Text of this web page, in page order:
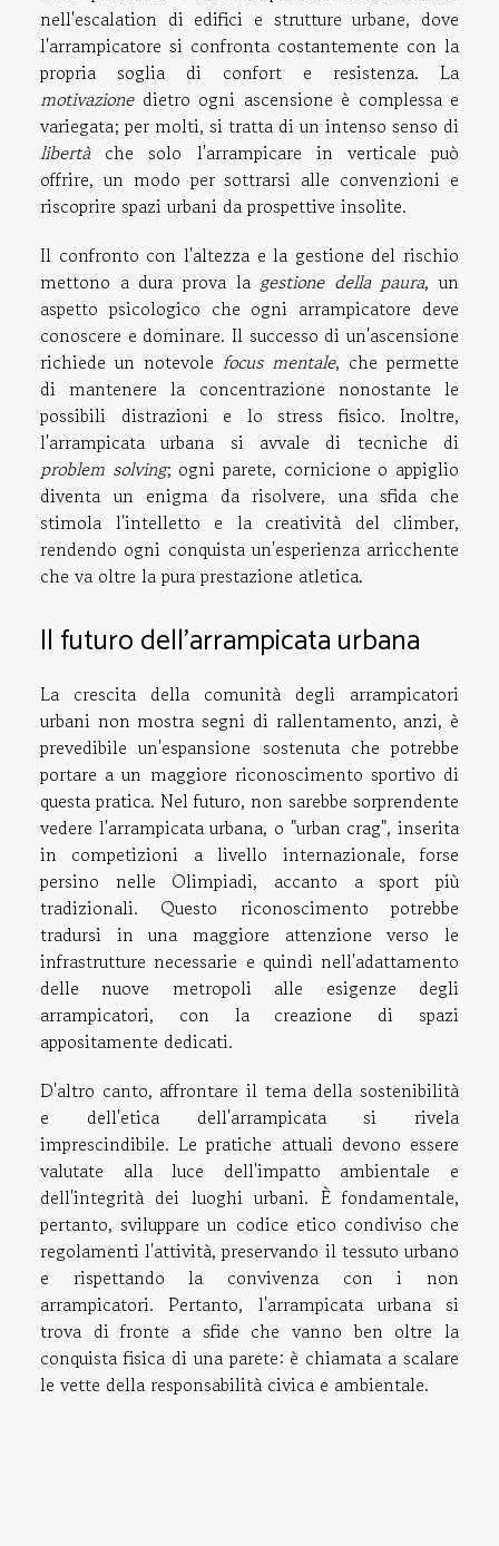
nell'escalation di edifici e strutture urbane, dove
l'arrampicatore si confronta costantemente con la
propria soglia di confort e resistenza. La
motivazionedietro ogni ascensione è complessa e
variegata; per molti, si tratta di un intenso senso di
libertàche solo l'arrampicare in verticale può
offrire, un modo per sottrarsi alle convenzioni e
riscoprire spazi urbani da prospettive insolite.
Il confronto con l'altezza e la gestione del rischio
mettono a dura prova lagestione della paura, un
aspetto psicologico che ogni arrampicatore deve
conoscere e dominare. Il successo di un'ascensione
richiede un notevole focus mentale, che permette
di mantenere la concentrazione nonostante le
possibili distrazioni e lo stress fisico. Inoltre,
l'arrampicata urbana si avvale di tecniche di
problem solving; ogni parete, cornicione o appiglio
diventa un enigma da risolvere, una sfida che
stimola l'intelletto e la creatività del climber,
rendendo ogni conquista un'esperienza arricchente
che va oltre la pura prestazione atletica.
Il futuro dell'arrampicata urbana
La crescita della comunità degli arrampicatori
urbani non mostra segni di rallentamento, anzi, è
prevedibile un'espansione sostenuta che potrebbe
portare a un maggiore riconoscimento sportivo di
questa pratica. Nel futuro, non sarebbe sorprendente
vedere l'arrampicata urbana, o "urban crag", inserita
in competizioni a livello internazionale, forse
persino nelle Olimpiadi, accanto a sport più
tradizionali. Questo riconoscimento potrebbe
tradursi in una maggiore attenzione verso le
infrastrutture necessarie e quindi nell'adattamento
delle nuove metropoli alle esigenze degli
arrampicatori, con la creazione di spazi
appositamente dedicati.
D'altro canto, affrontare il tema della sostenibilità
e dell'etica dell'arrampicata si rivela
imprescindibile. Le pratiche attuali devono essere
valutate alla luce dell'impatto ambientale e
dell'integrità dei luoghi urbani. È fondamentale,
pertanto, sviluppare un codice etico condiviso che
regolamenti l'attività, preservando il tessuto urbano
e rispettando la convivenza con i non
arrampicatori. Pertanto, l'arrampicata urbana si
trova di fronte a sfide che vanno ben oltre la
conquista fisica di una parete: è chiamata a scalare
le vette della responsabilità civica e ambientale.